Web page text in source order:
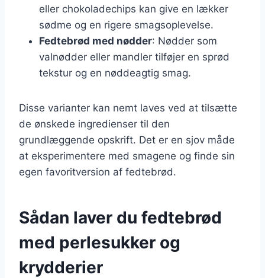
eller chokoladechips kan give en lækker
sødme og en rigere smagsoplevelse.
Fedtebrød med nødder: Nødder som
valnødder eller mandler tilføjer en sprød
tekstur og en nøddeagtig smag.
Disse varianter kan nemt laves ved at tilsætte
de ønskede ingredienser til den
grundlæggende opskrift. Det er en sjov måde
at eksperimentere med smagene og finde sin
egen favoritversion af fedtebrød.
Sådan laver du fedtebrød
med perlesukker og
krydderier